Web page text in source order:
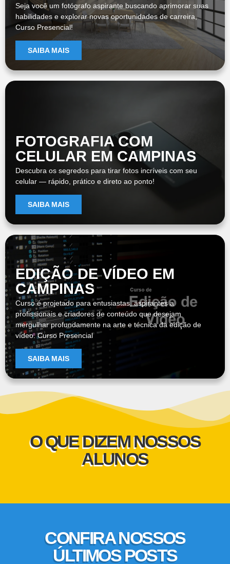
Seja você um fotógrafo aspirante buscando aprimorar suas
habilidades e explorar novas oportunidades de carreira,
Curso Presencial!
SAIBA MAIS
FOTOGRAFIA COM
CELULAR EM CAMPINAS
Descubra os segredos para tirar fotos incríveis com seu
celular — rápido, prático e direto ao ponto!
SAIBA MAIS
EDIÇÃO DE VÍDEO EM
CAMPINAS
Curso é projetado para entusiastas, aspirantes a
profissionais e criadores de conteúdo que desejam
mergulhar profundamente na arte e técnica da edição de
vídeo. Curso Presencial
SAIBA MAIS
O QUE DIZEM NOSSOS
ALUNOS
CONFIRA NOSSOS
ÚLTIMOS POSTS